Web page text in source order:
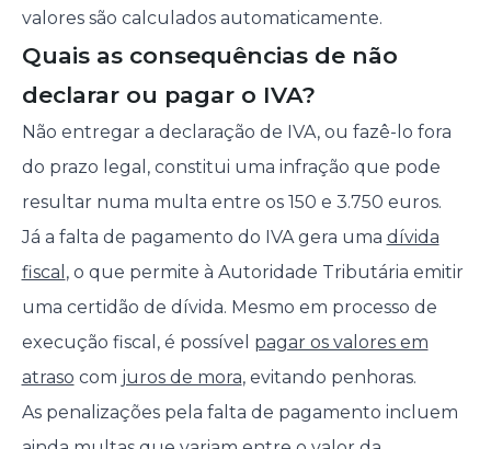
valores são calculados automaticamente.
Quais as consequências de não
declarar ou pagar o IVA?
Não entregar a declaração de IVA, ou fazê-lo fora
do prazo legal, constitui uma infração que pode
resultar numa multa entre os 150 e 3.750 euros.
Já a falta de pagamento do IVA gera uma dívida
fiscal , o que permite à Autoridade Tributária emitir
uma certidão de dívida. Mesmo em processo de
execução fiscal, é possível pagar os valores em
atraso com juros de mora, evitando penhoras.
As penalizações pela falta de pagamento incluem